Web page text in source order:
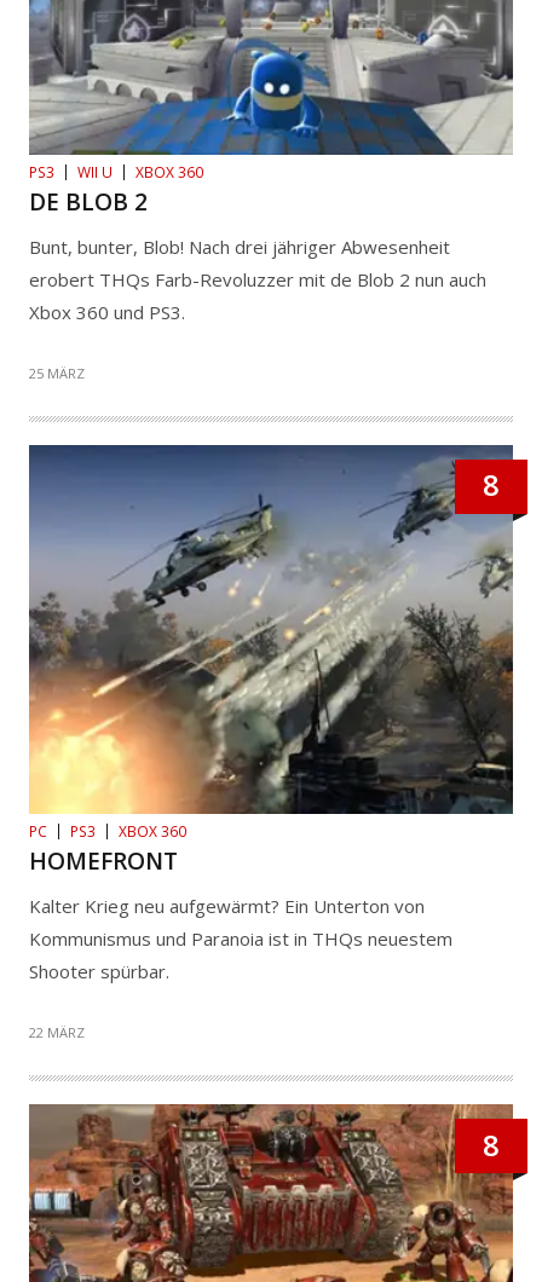
PS3 WII U XBOX 360
DE BLOB 2
Bunt, bunter, Blob! Nach drei jähriger Abwesenheit
erobert THQs Farb-Revoluzzer mit de Blob 2 nun auch
Xbox 360 und PS3.
25 MÄRZ
8
PC PS3 XBOX 360
HOMEFRONT
Kalter Krieg neu aufgewärmt? Ein Unterton von
Kommunismus und Paranoia ist in THQs neuestem
Shooter spürbar.
22 MÄRZ
8